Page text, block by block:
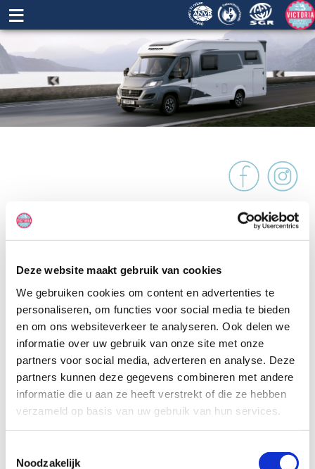
Deze website maakt gebruik van cookies
We gebruiken cookies om content en advertenties te
personaliseren, om functies voor social media te bieden
en om ons websiteverkeer te analyseren. Ook delen we
informatie over uw gebruik van onze site met onze
partners voor social media, adverteren en analyse. Deze
partners kunnen deze gegevens combineren met andere
informatie die u aan ze heeft verstrekt of die ze hebben
verzameld op basis van uw gebruik van hun services.
Noodzakelijk
≡
Touring Cars Small
TOURING CARS NOORWEGEN
stellen. Je kunt gemakkelijk op smalle wegen rijden. De camper
heeft een tweepersoonsbed achterin en voorin bevindt zich een
ruime eethoek. Daarnaast is er een compacte keuken en badkamer
aanwezig.